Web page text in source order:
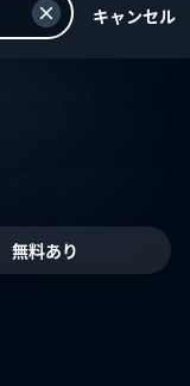
キャンセル
無料あり